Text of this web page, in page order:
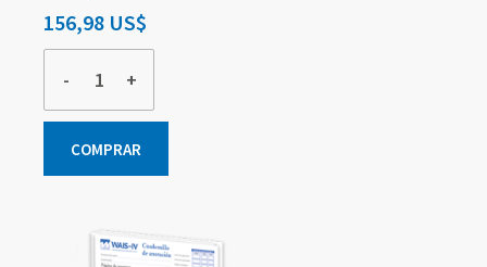
156,98 US$
- +
COMPRAR